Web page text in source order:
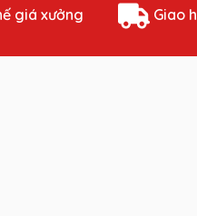
giá xưởng Giao